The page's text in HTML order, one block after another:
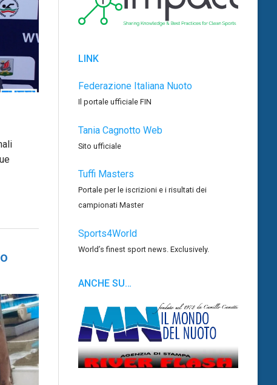
LINK
Federazione Italiana Nuoto
Il portale ufficiale FIN
Tania Cagnotto Web
Sito ufficiale
Tuffi Masters
Portale per le iscrizioni e i risultati dei
campionati Master
Sports4World
World’s finest sport news. Exclusively.
ANCHE SU…